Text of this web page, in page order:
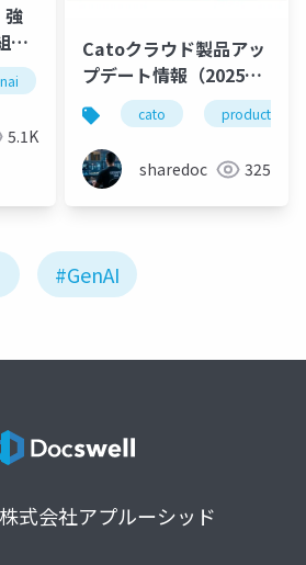
強
織
ラ
5.1K
Catoクラウド製品アッ
プデート情報（2025年
4月版）cato
sharedoc 325
#GenAI
式会社アプルーシッド